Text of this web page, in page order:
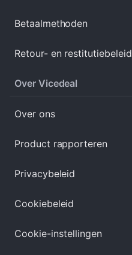
Betaalmethoden
Retour- en restitutiebeleid
Over Vicedeal
Over ons
Product rapporteren
Privacybeleid
Cookiebeleid
Cookie-instellingen